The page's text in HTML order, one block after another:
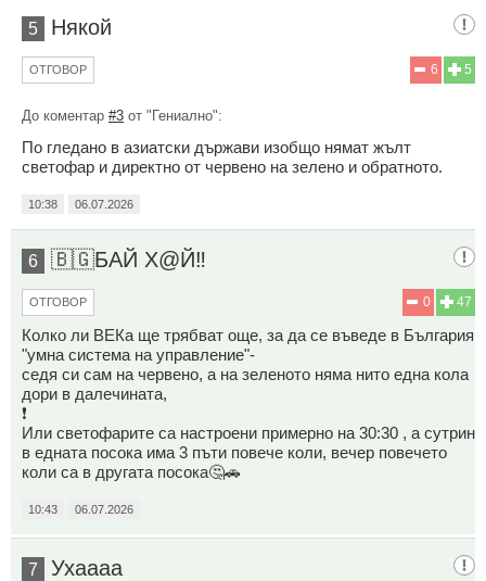
5 Някой
5
6
ОТГОВОР
До коментар #3 от "Гениално":
По гледано в азиатски държави изобщо нямат жълт
светофар и директно от червено на зелено и обратното.
10:38 06.07.2026
6 🇧🇬БАЙ Х@Й‼️
47
0
ОТГОВОР
Колко ли ВЕКа ще трябват още, за да се въведе в България
"умна система на управление"-
седя си сам на червено, а на зеленото няма нито една кола
дори в далечината,
❗
Или светофарите са настроени примерно на 30:30 , а сутрин
в едната посока има 3 пъти повече коли, вечер повечето
коли са в другата посока🤔🚗
10:43 06.07.2026
7 Ухаааа